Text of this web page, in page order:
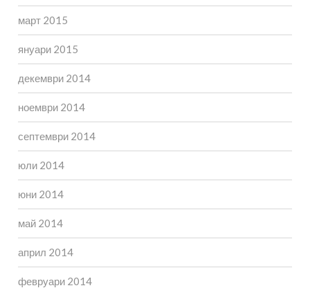
март 2015
януари 2015
декември 2014
ноември 2014
септември 2014
юли 2014
юни 2014
май 2014
април 2014
февруари 2014